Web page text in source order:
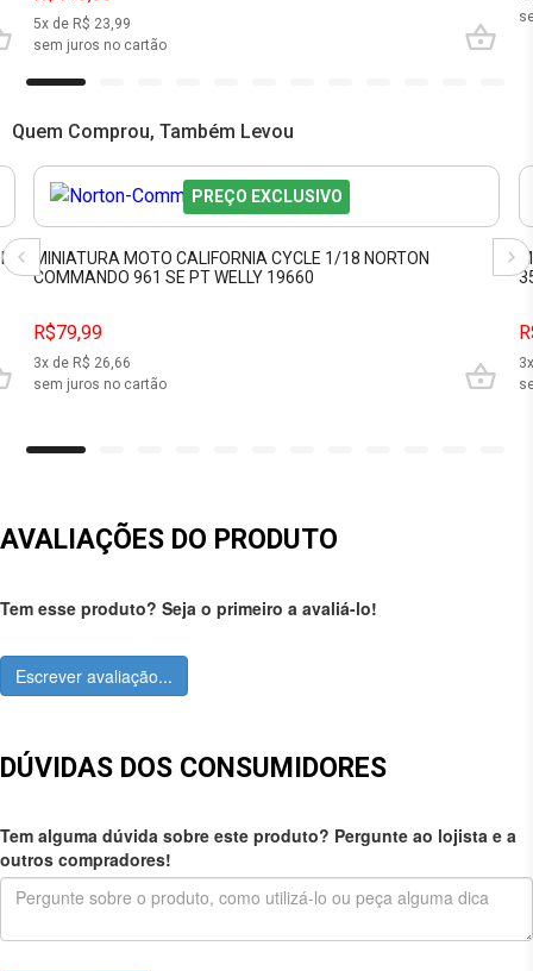
5x de R$ 23,99
sem juros no cartão
Quem Comprou, Também Levou
PREÇO EXCLUSIVO
MINIATURA MOTO CALIFORNIA CYCLE 1/18 NORTON
COMMANDO 961 SE PT WELLY 19660
R$79,99
3x de R$ 26,66
sem juros no cartão
3
AVALIAÇÕES DO PRODUTO
Tem esse produto? Seja o primeiro a avaliá-lo!
Escrever avaliação...
DÚVIDAS DOS CONSUMIDORES
Tem alguma dúvida sobre este produto? Pergunte ao lojista e a
outros compradores!